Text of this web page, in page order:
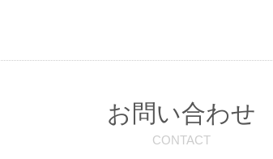
お問い合わせ
CONTACT